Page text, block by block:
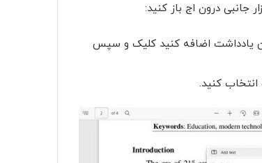
آن یادداشت اضافه کنید کلیک و سپس
انتخاب کنید.